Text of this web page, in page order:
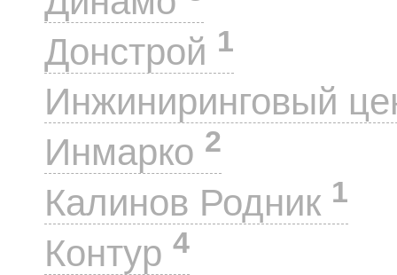
Донстрой 1
Инжиниринговый
Инмарко 2
Калинов Родник 1
Контур 4